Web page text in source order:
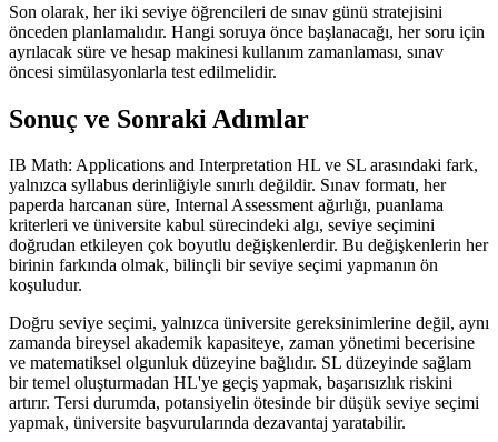
Son olarak, her iki seviye öğrencileri de sınav günü stratejisini
önceden planlamalıdır. Hangi soruya önce başlanacağı, her soru için
ayrılacak süre ve hesap makinesi kullanım zamanlaması, sınav
öncesi simülasyonlarla test edilmelidir.
Sonuç ve Sonraki Adımlar
IB Math: Applications and Interpretation HL ve SL arasındaki fark,
yalnızca syllabus derinliğiyle sınırlı değildir. Sınav formatı, her
paperda harcanan süre, Internal Assessment ağırlığı, puanlama
kriterleri ve üniversite kabul sürecindeki algı, seviye seçimini
doğrudan etkileyen çok boyutlu değişkenlerdir. Bu değişkenlerin her
birinin farkında olmak, bilinçli bir seviye seçimi yapmanın ön
koşuludur.
Doğru seviye seçimi, yalnızca üniversite gereksinimlerine değil, aynı
zamanda bireysel akademik kapasiteye, zaman yönetimi becerisine
ve matematiksel olgunluk düzeyine bağlıdır. SL düzeyinde sağlam
bir temel oluşturmadan HL'ye geçiş yapmak, başarısızlık riskini
artırır. Tersi durumda, potansiyelin ötesinde bir düşük seviye seçimi
yapmak, üniversite başvurularında dezavantaj yaratabilir.